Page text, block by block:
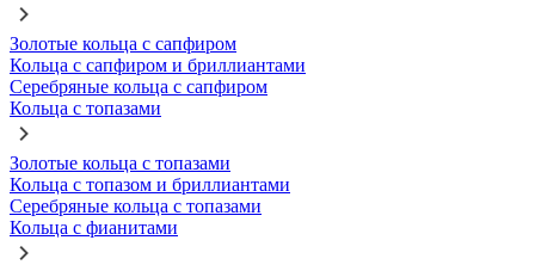
Золотые кольца с сапфиром
Кольца с сапфиром и бриллиантами
Серебряные кольца с сапфиром
Кольца с топазами
Золотые кольца с топазами
Кольца с топазом и бриллиантами
Серебряные кольца с топазами
Кольца с фианитами